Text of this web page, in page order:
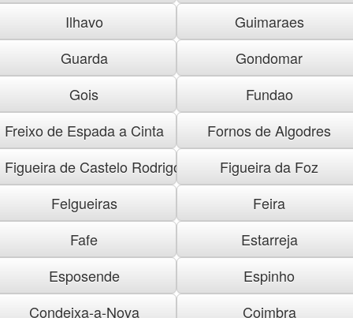
Ilhavo
Guimaraes
Guarda
Gondomar
Gois
Fundao
Freixo de Espada a Cinta
Fornos de Algodres
Figueira de Castelo Rodrigo
Figueira da Foz
Felgueiras
Feira
Fafe
Estarreja
Esposende
Espinho
Condeixa-a-Nova
Coimbra